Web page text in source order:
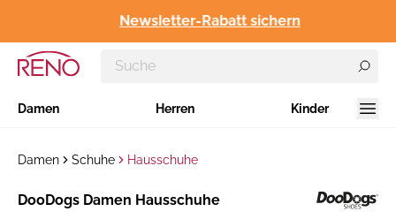
Newsletter-Rabatt sichern
Damen Herren Kinder
Damen Schuhe Hausschuhe
Hersteller:
DooDogs Damen Hausschuhe